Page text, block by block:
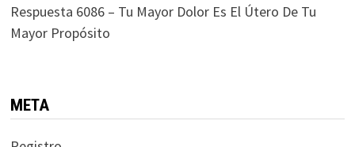
Respuesta 6086 – Tu Mayor Dolor Es El Útero De Tu
Mayor Propósito
META